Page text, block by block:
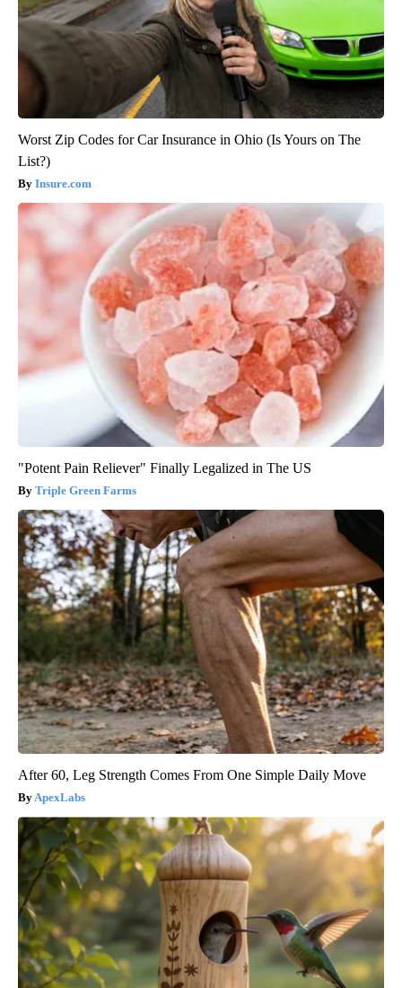
Worst Zip Codes for Car Insurance in Ohio (Is Yours on The
List?)
Insure.com
"Potent Pain Reliever" Finally Legalized in The US
Triple Green Farms
After 60, Leg Strength Comes From One Simple Daily Move
ApexLabs